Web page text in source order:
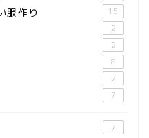
服作り 15
2
2
8
2
7
7